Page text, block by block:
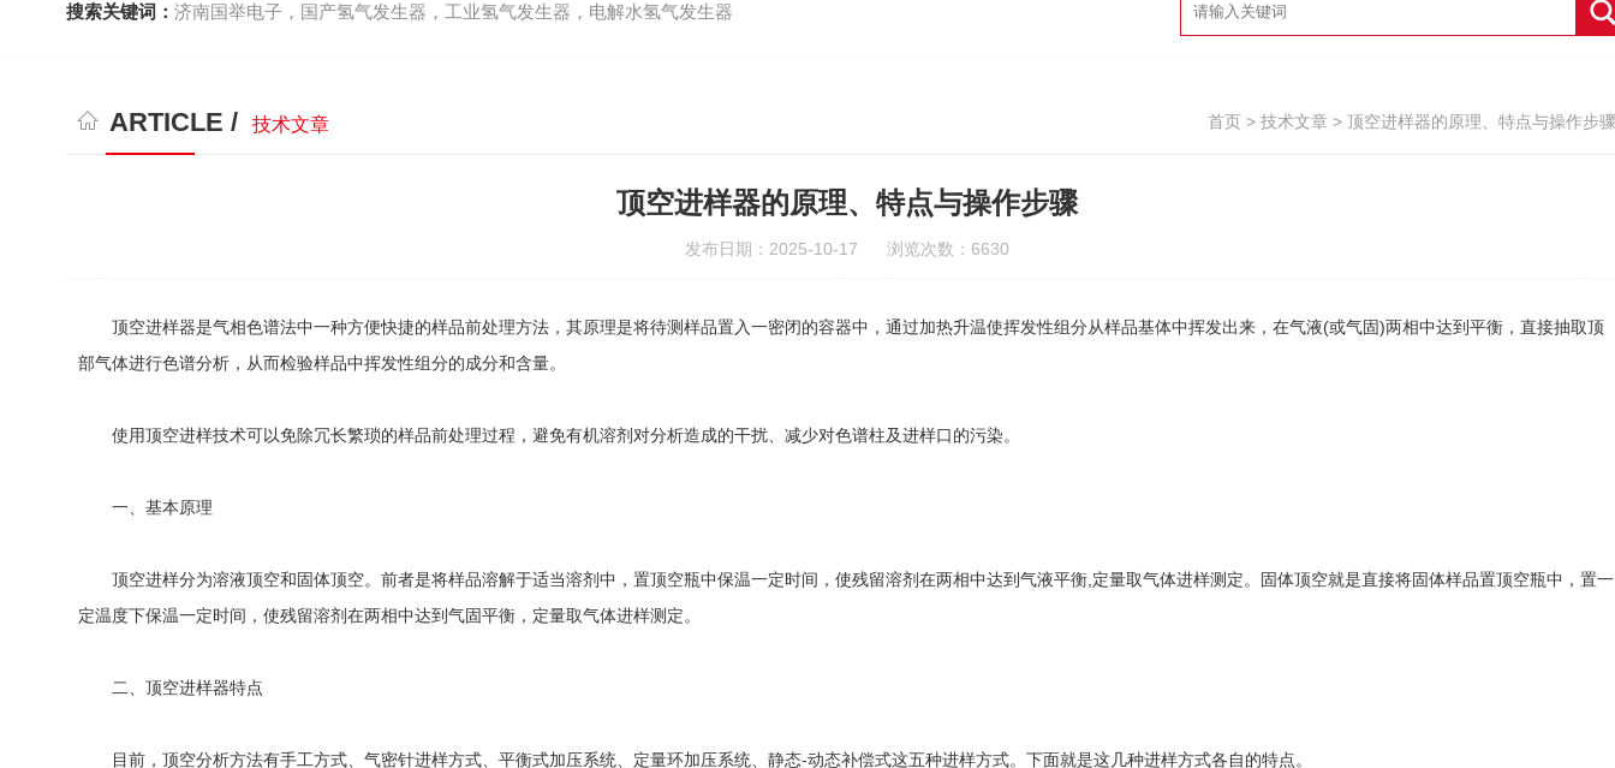
搜索关键词： 济南国举电子，国产氢气发生器，工业氢气发生器，电解水氢气发生器
ARTICLE / 技术文章 首页 > 技术文章 > 顶空进样器的原理、特点与操作步骤
顶空进样器的原理、特点与操作步骤
发布日期：2025-10-17 浏览次数：6630
顶空进样器是气相色谱法中一种方便快捷的样品前处理方法，其原理是将待测样品置入一密闭的容器中，通过加热升温使挥发性组分从样品基体中挥发出来，在气液(或气固)两相中达到平衡，直接抽取顶
部气体进行色谱分析，从而检验样品中挥发性组分的成分和含量。
使用顶空进样技术可以免除冗长繁琐的样品前处理过程，避免有机溶剂对分析造成的干扰、减少对色谱柱及进样口的污染。
一、基本原理
顶空进样分为溶液顶空和固体顶空。前者是将样品溶解于适当溶剂中，置顶空瓶中保温一定时间，使残留溶剂在两相中达到气液平衡,定量取气体进样测定。固体顶空就是直接将固体样品置顶空瓶中，置一
定温度下保温一定时间，使残留溶剂在两相中达到气固平衡，定量取气体进样测定。
二、顶空进样器特点
目前，顶空分析方法有手工方式、气密针进样方式、平衡式加压系统、定量环加压系统、静态-动态补偿式这五种进样方式。下面就是这几种进样方式各自的特点。